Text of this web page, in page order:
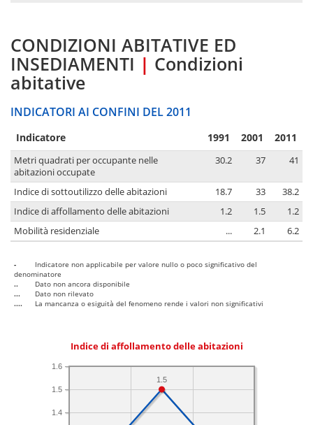
CONDIZIONI ABITATIVE ED
INSEDIAMENTI | Condizioni
abitative
INDICATORI AI CONFINI DEL 2011
Indicatore 1991 2001 2011
Metri quadrati per occupante nelle
abitazioni occupate
30.2 37 41
Indice di sottoutilizzo delle abitazioni 18.7 33
38.2
Indice di affollamento delle abitazioni
1.2 1.5
1.2
Mobilità residenziale
... 2.1 6.2
-
Indicatore non applicabile per valore nullo o poco significativo del
denominatore
..
Dato non ancora disponibile
...
Dato non rilevato
....
La mancanza o esiguità del fenomeno rende i valori non significativi
Indice di affollamento delle abitazioni
1.4
1.5
1.6
1.5